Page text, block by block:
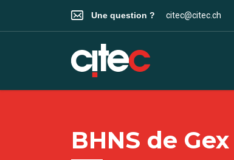
Une question ? citec@citec.ch
BHNS de